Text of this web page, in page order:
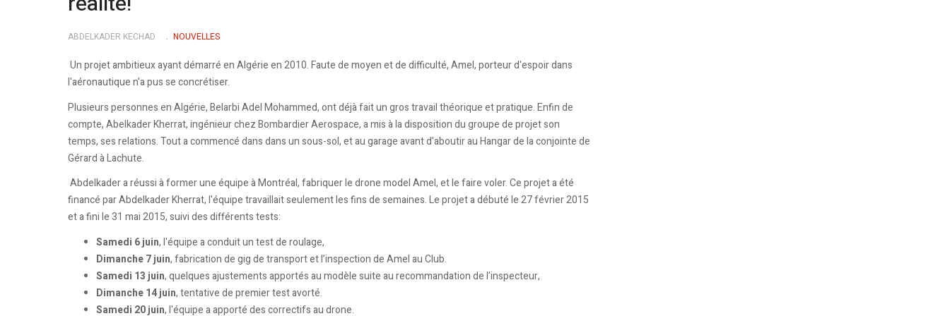
ABDELKADER KECHAD NOUVELLES
Un projet ambitieux ayant démarré en Algérie en 2010. Faute de moyen et de difficulté, Amel, porteur d'espoir dans
l'aéronautique n'a pus se concrétiser.
Plusieurs personnes en Algérie, Belarbi Adel Mohammed, ont déjà fait un gros travail théorique et pratique. Enfin de
compte, Abelkader Kherrat, ingénieur chez Bombardier Aerospace, a mis à la disposition du groupe de projet son
temps, ses relations. Tout a commencé dans dans un sous-sol, et au garage avant d'aboutir au Hangar de la conjointe de
Gérard à Lachute.
Abdelkader a réussi à former une équipe à Montréal, fabriquer le drone model Amel, et le faire voler. Ce projet a été
financé par Abdelkader Kherrat, l'équipe travaillait seulement les fins de semaines. Le projet a débuté le 27 février 2015
et a fini le 31 mai 2015, suivi des différents tests:
Samedi 6 juin, l'équipe a conduit un test de roulage,
Dimanche 7 juin, fabrication de gig de transport et l’inspection de Amel au Club.
Samedi 13 juin, quelques ajustements apportés au modèle suite au recommandation de l’inspecteur,
Dimanche 14 juin, tentative de premier test avorté.
Samedi 20 juin, l'équipe a apporté des correctifs au drone.